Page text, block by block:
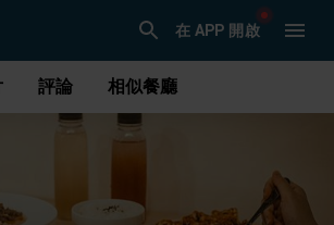
在 APP 開啟
評論 相似餐廳